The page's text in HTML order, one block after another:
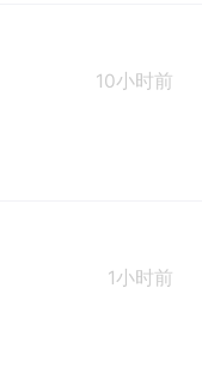
10小时前
1小时前